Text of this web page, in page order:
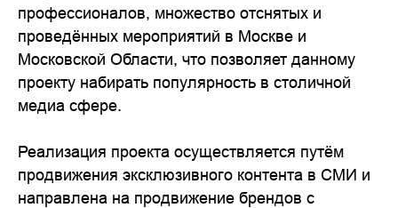
профессионалов, множество отснятых и
проведённых мероприятий в Москве и
Московской Области, что позволяет данному
проекту набирать популярность в столичной
медиа сфере.
Реализация проекта осуществляется путём
продвижения эксклюзивного контента в СМИ и
направлена на продвижение брендов с